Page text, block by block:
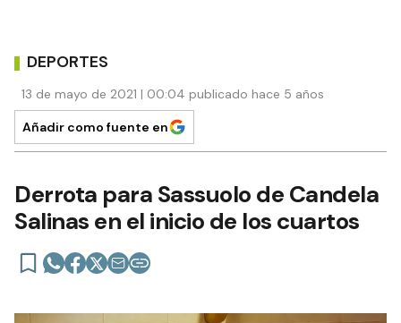
DEPORTES
13 de mayo de 2021 | 00:04 publicado hace 5 años
Añadir como fuente en
Derrota para Sassuolo de Candela
Salinas en el inicio de los cuartos